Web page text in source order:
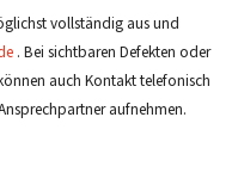
vollständig aus und
. Bei sichtbaren Defekten oder
auch Kontakt telefonisch
aufnehmen.